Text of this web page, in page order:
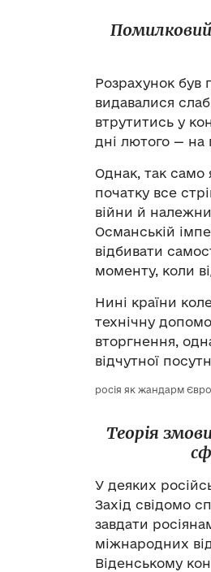
Розрахунок був
видавалися
втрутитись у
дні лютого — на
Однак, так само
початку все
війни й
Османській
відбивати
моменту, коли
Нині країни
технічну
вторгнення,
відчутної
росія як жандарм
Теорія
У деяких
Захід свідомо
завдати
міжнародних
Віденському